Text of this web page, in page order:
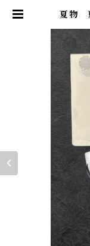
夏物
な雪
裄丈